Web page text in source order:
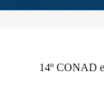
14º CONAD